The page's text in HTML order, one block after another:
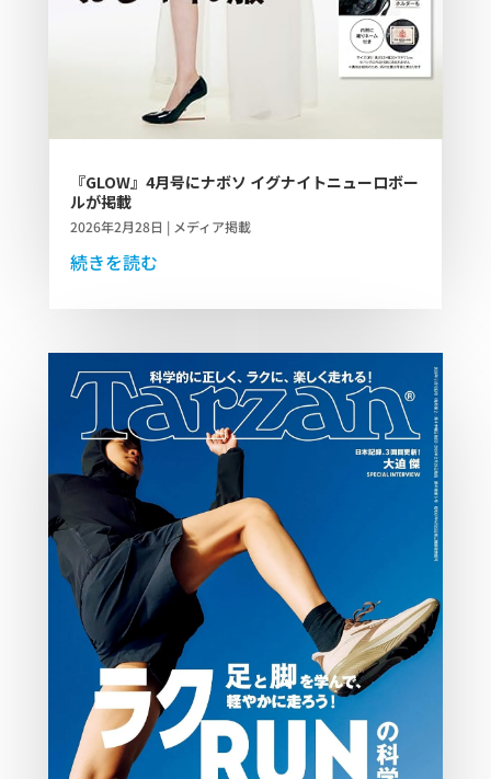
『GLOW』4月号にナボソ イグナイトニューロボー
ルが掲載
2026年2月28日 | メディア掲載
続きを読む